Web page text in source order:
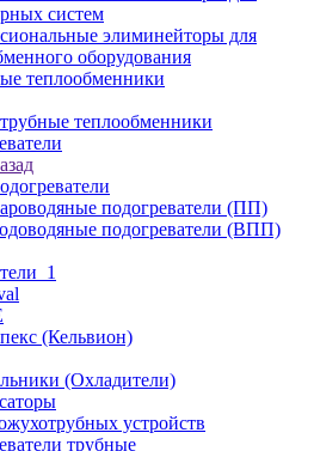
систем
элиминейторы для
оборудования
теплообменники
теплообменники
подогреватели (ПП)
подогреватели (ВПП)
(Кельвион)
(Охладители)
устройств
трубные